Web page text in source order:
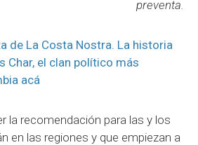
preventa.
de La Costa Nostra. La historia
Char, el clan político más
acá
la recomendación para las y los
en las regiones y que empiezan a